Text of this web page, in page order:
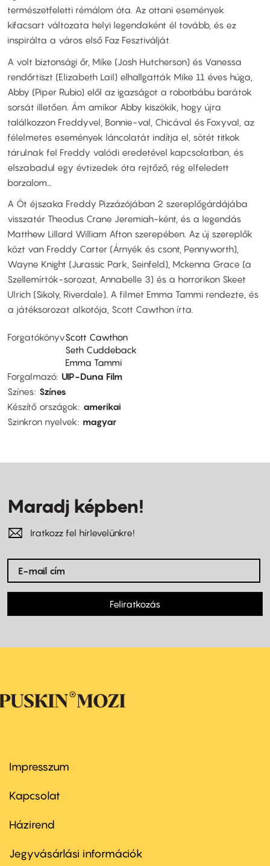
természetfeletti rémálom óta. Az ottani események
kifacsart változata helyi legendaként él tovább, és ez
inspirálta a város első Faz Fesztiválját.
A volt biztonsági őr, Mike (Josh Hutcherson) és Vanessa
rendőrtiszt (Elizabeth Lail) elhallgatták Mike 11 éves húga,
Abby (Piper Rubio) elől az igazságot a robotbábu barátok
sorsát illetően. Ám amikor Abby kiszökik, hogy újra
találkozzon Freddyvel, Bonnie-val, Chicával és Foxyval, az
félelmetes események láncolatát indítja el, sötét titkok
tárulnak fel Freddy valódi eredetével kapcsolatban, és
elszabadul egy évtizedek óta rejtőző, rég elfeledett
borzalom…
A Öt éjszaka Freddy Pizzázójában 2 szereplőgárdájába
visszatér Theodus Crane Jeremiah-ként, és a legendás
Matthew Lillard William Afton szerepében. Az új szereplők
közt van Freddy Carter (Árnyék és csont, Pennyworth),
Wayne Knight (Jurassic Park, Seinfeld), Mckenna Grace (a
Szellemírtók-sorozat, Annabelle 3) és a horrorikon Skeet
Ulrich (Sikoly, Riverdale). A filmet Emma Tammi rendezte, és
a játéksorozat alkotója, Scott Cawthon írta.
ForgatókönyvScott Cawthon
Seth Cuddeback
Emma Tammi
Forgalmazó UIP-Duna Film
Színes Színes
Készítő országok
amerikai
Szinkron nyelvek
magyar
Maradj képben!
Iratkozz fel hírlevelünkre!
Feliratkozás
Footer
first
Impresszum
Kapcsolat
Footer
second
Házirend
Jegyvásárlási információk